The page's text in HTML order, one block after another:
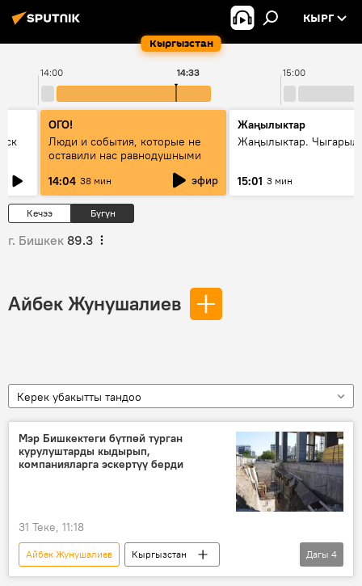
Кыргызстан
КЫРГ
14:00 15:00
14:33
ОГО!
Люди и события, которые не
оставили нас равнодушными
14:04 38 мин эфир
Жаңылыктар
Жаңылыктар.
15:01 3 мин
Кечээ Бүгүн
г. Бишкек 89.3
Айбек Жунушалиев
Керек убакытты тандоо
Мэр Бишкектеги бүтпөй турган
курулуштарды кыдырып,
компанияларга эскертүү берди
31 Теке, 11:18
Айбек Жунушалиев
Кыргызстан
Бишкек
мэрия
курулуш
Дагы 4